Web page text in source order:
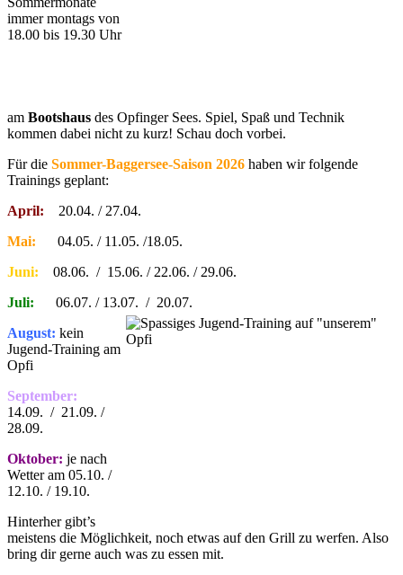
immer montags von
18.00 bis 19.30 Uhr
am Bootshaus des Opfinger Sees. Spiel, Spaß und Technik
kommen dabei nicht zu kurz! Schau doch vorbei.
Für die Sommer-Baggersee-Saison 2026 haben wir folgende
Trainings geplant:
April: 20.04. / 27.04.
Mai:
04.05. / 11.05. /18.05.
Juni: 08.06. / 15.06. / 22.06. / 29.06.
Juli:
06.07. / 13.07. / 20.07.
August: kein
Jugend-Training am
Opfi
September:
14.09. / 21.09. /
28.09.
Oktober: je nach
Wetter am 05.10. /
12.10. / 19.10.
Hinterher gibt’s
meistens die Möglichkeit, noch etwas auf den Grill zu werfen. Also
bring dir gerne auch was zu essen mit.